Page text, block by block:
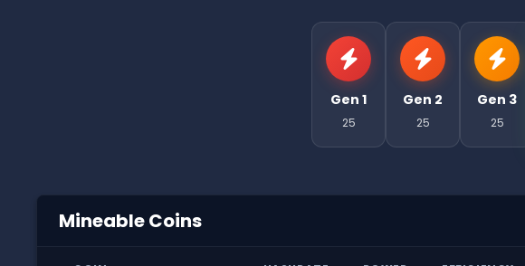
Gen 1
25
Gen 2
25
Gen 3
25
Mineable Coins